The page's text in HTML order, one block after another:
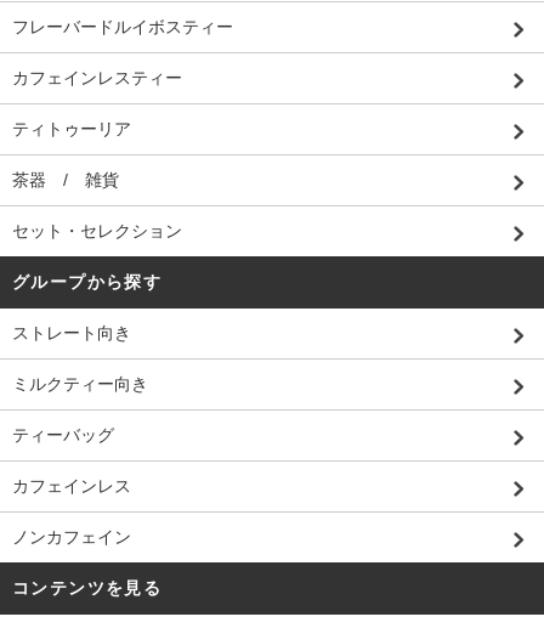
フレーバードルイボスティー
カフェインレスティー
ティトゥーリア
茶器 / 雑貨
セット・セレクション
グループから探す
ストレート向き
ミルクティー向き
ティーバッグ
カフェインレス
ノンカフェイン
コンテンツを見る